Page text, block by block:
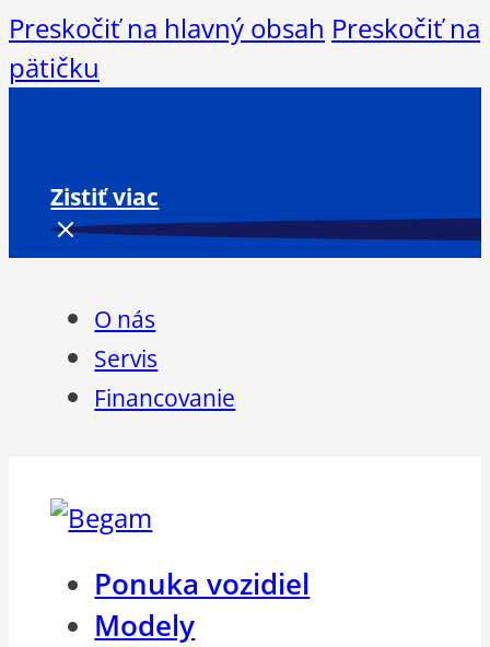
Preskočiť na hlavný obsah Preskočiť na
pätičku
Zistiť viac
O nás
Servis
Financovanie
Ponuka vozidiel
Modely